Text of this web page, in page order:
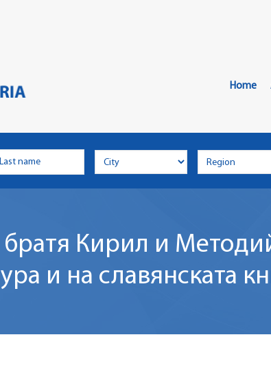
Меню
Home
Кирил и
и на славянската